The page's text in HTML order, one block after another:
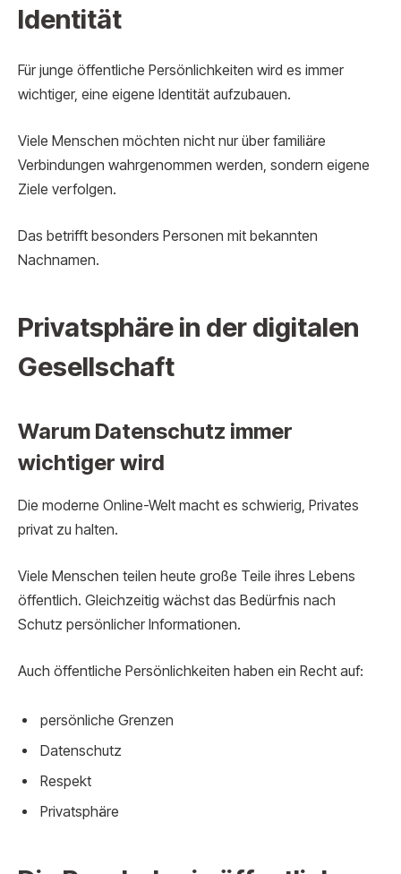
Identität
Für junge öffentliche Persönlichkeiten wird es immer
wichtiger, eine eigene Identität aufzubauen.
Viele Menschen möchten nicht nur über familiäre
Verbindungen wahrgenommen werden, sondern eigene
Ziele verfolgen.
Das betrifft besonders Personen mit bekannten
Nachnamen.
Privatsphäre in der digitalen
Gesellschaft
Warum Datenschutz immer
wichtiger wird
Die moderne Online-Welt macht es schwierig, Privates
privat zu halten.
Viele Menschen teilen heute große Teile ihres Lebens
öffentlich. Gleichzeitig wächst das Bedürfnis nach
Schutz persönlicher Informationen.
Auch öffentliche Persönlichkeiten haben ein Recht auf:
persönliche Grenzen
Datenschutz
Respekt
Privatsphäre